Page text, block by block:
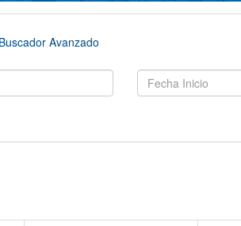
Buscador Avanzado